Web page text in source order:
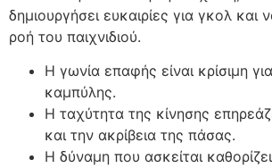
δημιουργήσει ευκαιρίες για γκολ και
ροή του παιχνιδιού.
Η γωνία επαφής είναι κρίσιμη
καμπύλης.
Η ταχύτητα της κίνησης
και την ακρίβεια της πάσας.
Η δύναμη που ασκείται